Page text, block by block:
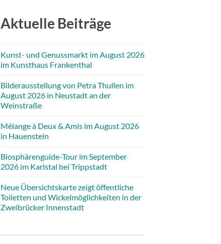
Aktuelle Beiträge
Kunst- und Genussmarkt im August 2026
im Kunsthaus Frankenthal
Bilderausstellung von Petra Thullen im
August 2026 in Neustadt an der
Weinstraße
Mélange à Deux & Amis im August 2026
in Hauenstein
Biosphärenguide-Tour im September
2026 im Karlstal bei Trippstadt
Neue Übersichtskarte zeigt öffentliche
Toiletten und Wickelmöglichkeiten in der
Zweibrücker Innenstadt